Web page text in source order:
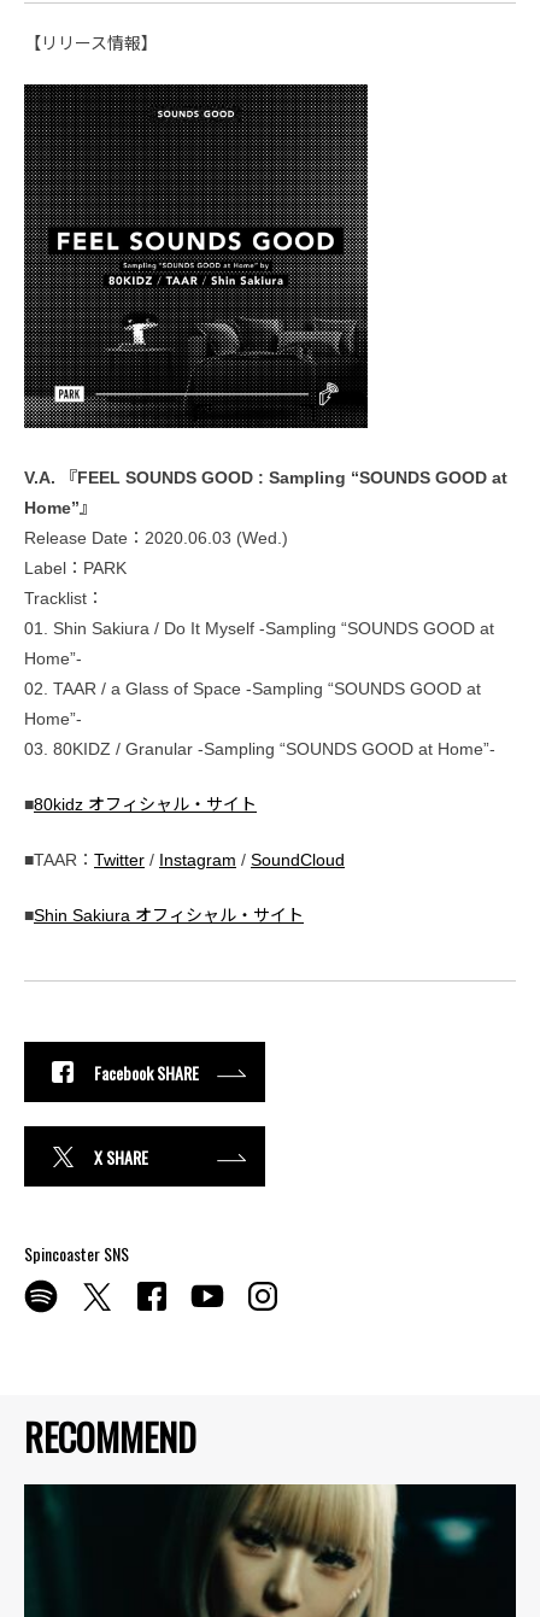
RECOMMEND
【リリース情報】
V.A. 『FEEL SOUNDS GOOD : Sampling “SOUNDS GOOD at
Home”』
Release Date：2020.06.03 (Wed.)
Label：PARK
Tracklist：
01. Shin Sakiura / Do It Myself -Sampling “SOUNDS GOOD at
Home”-
02. TAAR / a Glass of Space -Sampling “SOUNDS GOOD at
Home”-
03. 80KIDZ / Granular -Sampling “SOUNDS GOOD at Home”-
■80kidz オフィシャル・サイト
■TAAR： Twitter / Instagram / SoundCloud
■Shin Sakiura オフィシャル・サイト
Facebook SHARE
X SHARE
Spincoaster SNS